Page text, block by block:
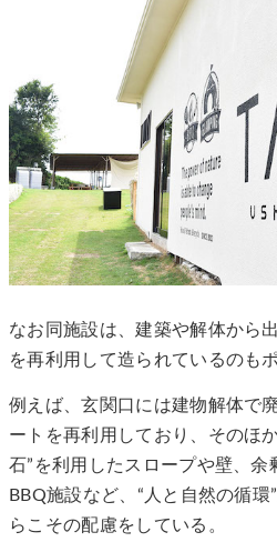
なお同施設は、建築や解体から
を再利用して造られているのも
例えば、玄関口には建物解体で
ートを再利用しており、そのほ
石”を利用したスロープや壁、余
BBQ施設など、“人と自然の循
らこその配慮をしている。